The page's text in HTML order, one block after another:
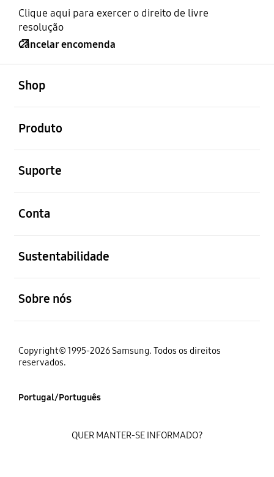
Clique aqui para exercer o direito de livre
resolução
Cancelar encomenda
Shop
Produto
Suporte
Conta
Sustentabilidade
Sobre nós
Copyright© 1995-2026 Samsung. Todos os direitos
reservados.
Portugal/Português
QUER MANTER-SE INFORMADO?